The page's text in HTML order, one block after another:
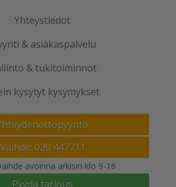
Yhteystiedot
& asiakaspalvelu
& tukitoiminnot
kysytyt kysymykset
Vaihde: 020 447711
avoinna arkisin klo 9-16
Pyydä tarjous